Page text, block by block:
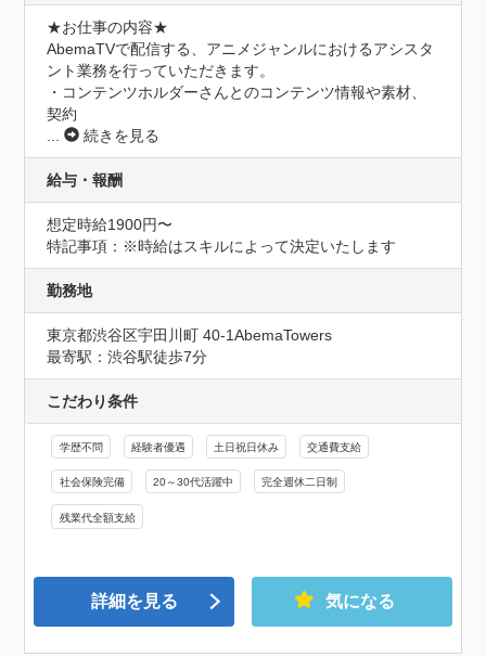
★お仕事の内容★
AbemaTVで配信する、アニメジャンルにおけるアシスタ
ント業務を⾏っていただきます。
・コンテンツホルダーさんとのコンテンツ情報や素材、
契約
...
続きを見る
給与・報酬
想定時給1900円〜
特記事項：※時給はスキルによって決定いたします
勤務地
東京都渋谷区宇田川町 40-1AbemaTowers
最寄駅：渋谷駅徒歩7分
こだわり条件
学歴不問 経験者優遇 土日祝日休み 交通費支給
社会保険完備 20～30代活躍中 完全週休二日制
残業代全額支給
詳細を見る 気になる